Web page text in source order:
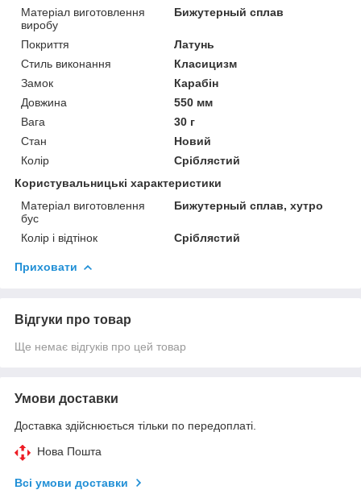
Матеріал виготовлення
виробу
Бижутерный сплав
Покриття
Латунь
Стиль виконання
Класицизм
Замок
Карабін
Довжина
550 мм
Вага
30 г
Стан
Новий
Колір
Сріблястий
Користувальницькі характеристики
Матеріал виготовлення
бус
Бижутерный сплав, хутро
Колір і відтінок Сріблястий
Приховати
Відгуки про товар
Ще немає відгуків про цей товар
Умови доставки
Доставка здійснюється тільки по передоплаті.
Нова Пошта
Всі умови доставки